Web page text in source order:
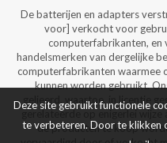
De batterijen en adapters
voor] verkocht voor
computerfabrikanten, en
handelsmerken van dergelijke
computerfabrikanten waarmee
kunnen worden gebruikt.
gelieerd, waartoe, in licentie
gerelateerde op enigerlei
de producten te koop
Deze site gebruikt functionele
te verbeteren. Door te klikken